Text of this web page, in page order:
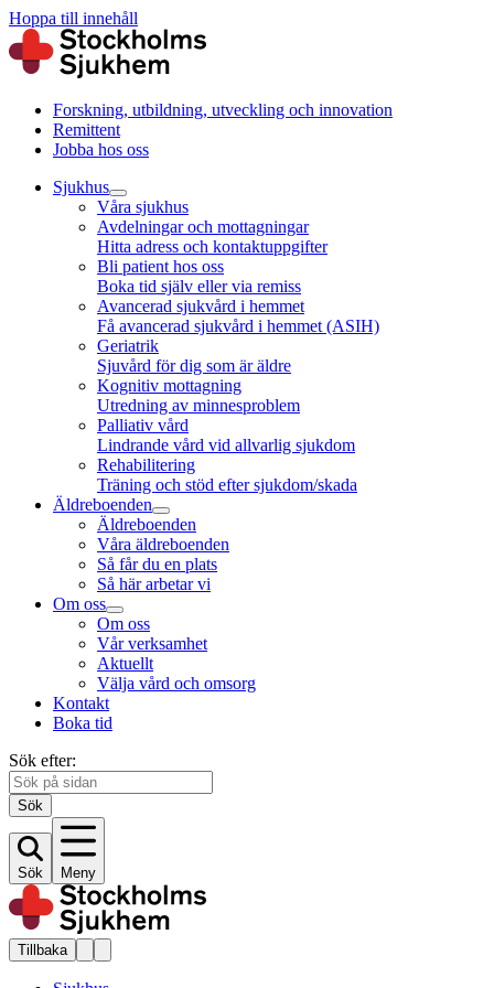
Hoppa till innehåll
Forskning, utbildning, utveckling och innovation
Remittent
Jobba hos oss
Sjukhus
Våra sjukhus
Avdelningar och mottagningar
Hitta adress och kontaktuppgifter
Bli patient hos oss
Boka tid själv eller via remiss
Avancerad sjukvård i hemmet
Få avancerad sjukvård i hemmet (ASIH)
Geriatrik
Sjuvård för dig som är äldre
Kognitiv mottagning
Utredning av minnesproblem
Palliativ vård
Lindrande vård vid allvarlig sjukdom
Rehabilitering
Träning och stöd efter sjukdom/skada
Äldreboenden
Äldreboenden
Våra äldreboenden
Så får du en plats
Så här arbetar vi
Om oss
Om oss
Vår verksamhet
Aktuellt
Välja vård och omsorg
Kontakt
Boka tid
Sök efter:
Sök
Sök Meny
Tillbaka